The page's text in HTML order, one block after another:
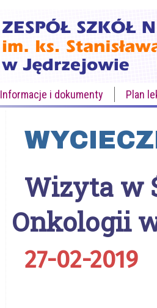
Informacje i dokumenty Plan
Wizyta w
Onkologii
27-02-2019